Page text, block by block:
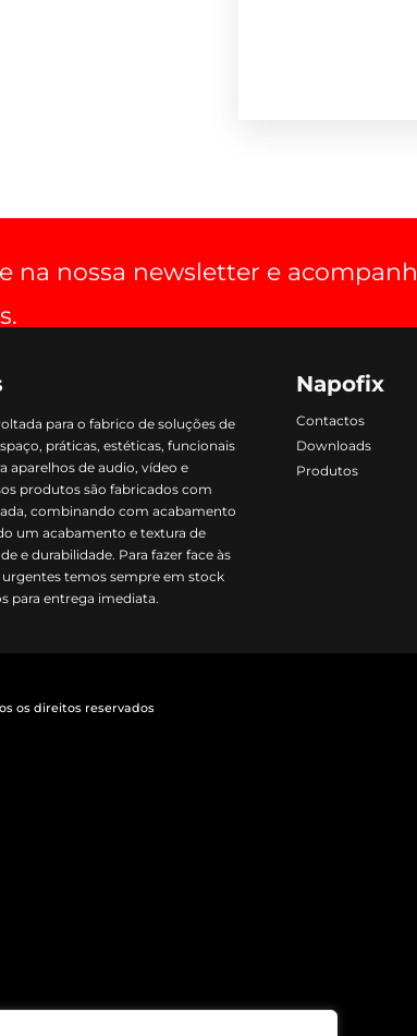
na nossa newsletter e
para o fabrico de soluções de
práticas, estéticas, funcionais
aparelhos de audio, vídeo e
produtos são fabricados com
combinando com acabamento
um acabamento e textura de
e durabilidade. Para fazer face às
temos sempre em stock
para entrega imediata.
Napofix
Contactos
Downloads
Produtos
os direitos reservados